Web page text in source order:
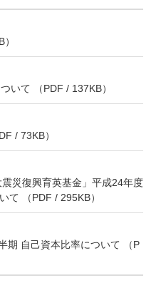
いて （PDF / 137KB）
/ 73KB）
災復興育英基金」平成24年度
て （PDF / 295KB）
期 自己資本比率について （P